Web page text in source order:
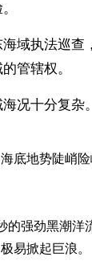
域执法巡查
管辖权。
况十分复杂。
底地势陡峭险
的强劲黑潮洋
易掀起巨浪。